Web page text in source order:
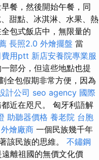
餐，然後開始午餐，同
甜點、冰淇淋、水果、熱
包式飯店中，無限量的
長照2.0 外燴擺盤 當
費用ptt 新店安養院專業服
部分，但這些地點也提
全包假期非常方便，因為
計公司 seo agency 國際
近在咫尺。 匈牙利語解
助聽器價格 養老院 台胞
外燴廠商 一個民族幾千年
該民族的思維。 不鏽鋼
離祖國的無價文化價